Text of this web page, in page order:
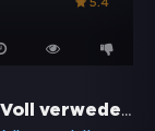
5.4
Scooby! Voll verwedelt